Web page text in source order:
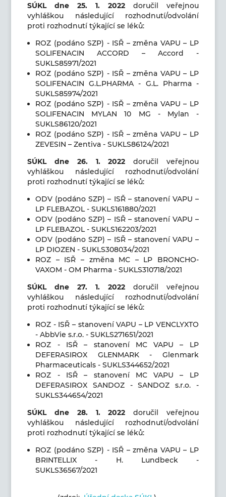
SÚKL dne 25. 1. 2022doručil veřejnou
vyhláškou následující rozhodnutí/odvolání
proti rozhodnutí týkající se léků:
ROZ (podáno SZP) - ISŘ – změna VAPU – LP
SOLIFENACIN ACCORD – Accord -
SUKLS85971/2021
ROZ (podáno SZP) - ISŘ – změna VAPU – LP
SOLIFENACIN G.L.PHARMA - G.L. Pharma -
SUKLS85974/2021
ROZ (podáno SZP) - ISŘ – změna VAPU – LP
SOLIFENACIN MYLAN 10 MG - Mylan -
SUKLS86120/2021
ROZ (podáno SZP) - ISŘ – změna VAPU – LP
ZEVESIN – Zentiva - SUKLS86124/2021
SÚKL dne 26. 1. 2022 doručil veřejnou
vyhláškou následující rozhodnutí/odvolání
proti rozhodnutí týkající se léků:
ODV (podáno SZP) – ISŘ – stanovení VAPU –
LP FLEBAZOL - SUKLS161880/2021
ODV (podáno SZP) – ISŘ – stanovení VAPU –
LP FLEBAZOL - SUKLS162203/2021
ODV (podáno SZP) – ISŘ – stanovení VAPU –
LP DIOZEN - SUKLS308034/2021
ROZ – ISŘ – změna MC – LP BRONCHO-
VAXOM - OM Pharma - SUKLS310718/2021
SÚKL dne 27. 1. 2022doručil veřejnou
vyhláškou následující rozhodnutí/odvolání
proti rozhodnutí týkající se léků:
ROZ - ISŘ – stanovení VAPU – LP VENCLYXTO
- AbbVie s.r.o. - SUKLS271651/2021
ROZ - ISŘ – stanovení MC VAPU – LP
DEFERASIROX GLENMARK - Glenmark
Pharmaceuticals - SUKLS344652/2021
ROZ - ISŘ – stanovení MC VAPU – LP
DEFERASIROX SANDOZ - SANDOZ s.r.o. -
SUKLS344654/2021
SÚKL dne 28. 1. 2022 doručil veřejnou
vyhláškou následující rozhodnutí/odvolání
proti rozhodnutí týkající se léků:
ROZ (podáno SZP) - ISŘ – změna VAPU – LP
BRINTELLIX - H. Lundbeck -
SUKLS36567/2021